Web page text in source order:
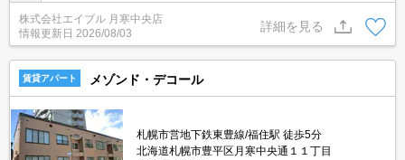
料。温水洗浄便座付き。シャワー付独立洗面台。宅配ボックスあ
り。初期費用カード払い可。
株式会社エイブル 月寒中央店
情報更新日 2026/08/03
詳細を見る
賃貸アパート メゾンド・デコール
札幌市営地下鉄東豊線/福住駅 徒歩5分
北海道札幌市豊平区月寒中央通１１丁目